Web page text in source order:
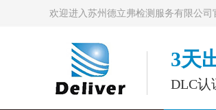
欢迎进入苏州德立弗检测服务有限公司
3天
DLC认